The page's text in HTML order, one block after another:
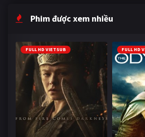
Phim được xem nhiều
FULL HD VIETSUB FULL HD